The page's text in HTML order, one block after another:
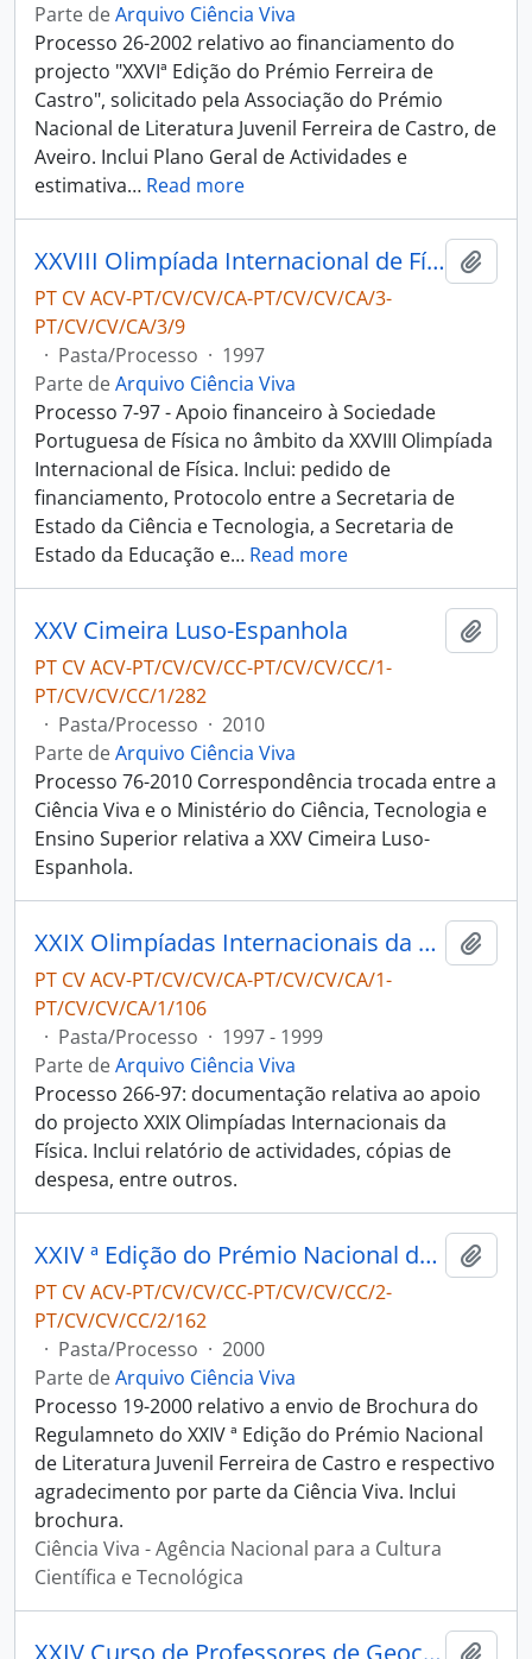
Parte deArquivo Ciência Viva
Processo 26-2002 relativo ao financiamento do
projecto "XXVIª Edição do Prémio Ferreira de
Castro", solicitado pela Associação do Prémio
Nacional de Literatura Juvenil Ferreira de Castro, de
Aveiro. Inclui Plano Geral de Actividades e
estimativa… Read more
XXVIII Olimpíada Internacional de Física de 1996/97
PT CV ACV-PT/CV/CV/CA-PT/CV/CV/CA/3-
PT/CV/CV/CA/3/9
· Pasta/Processo · 1997
Parte deArquivo Ciência Viva
Processo 7-97 - Apoio financeiro à Sociedade
Portuguesa de Física no âmbito da XXVIII Olimpíada
Internacional de Física. Inclui: pedido de
financiamento, Protocolo entre a Secretaria de
Estado da Ciência e Tecnologia, a Secretaria de
Estado da Educação e… Read more
XXV Cimeira Luso-Espanhola
PT CV ACV-PT/CV/CV/CC-PT/CV/CV/CC/1-
PT/CV/CV/CC/1/282
· Pasta/Processo · 2010
Parte deArquivo Ciência Viva
Processo 76-2010 Correspondência trocada entre a
Ciência Viva e o Ministério do Ciência, Tecnologia e
Ensino Superior relativa a XXV Cimeira Luso-
Espanhola.
XXIX Olimpíadas Internacionais da Física
PT CV ACV-PT/CV/CV/CA-PT/CV/CV/CA/1-
PT/CV/CV/CA/1/106
· Pasta/Processo · 1997 - 1999
Parte deArquivo Ciência Viva
Processo 266-97: documentação relativa ao apoio
do projecto XXIX Olimpíadas Internacionais da
Física. Inclui relatório de actividades, cópias de
despesa, entre outros.
XXIV ª Edição do Prémio Nacional de Literatura Juvenil Ferreira de Castro - Escola Secundária Ferreira de Castro
PT CV ACV-PT/CV/CV/CC-PT/CV/CV/CC/2-
PT/CV/CV/CC/2/162
· Pasta/Processo · 2000
Parte deArquivo Ciência Viva
Processo 19-2000 relativo a envio de Brochura do
Regulamneto do XXIV ª Edição do Prémio Nacional
de Literatura Juvenil Ferreira de Castro e respectivo
agradecimento por parte da Ciência Viva. Inclui
brochura.
Ciência Viva - Agência Nacional para a Cultura
Científica e Tecnológica
XXIV Curso de Professores de Geociências - Associação Portuguesa de Geólogos